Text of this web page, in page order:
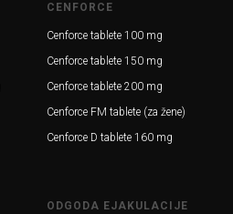
CENFORCE
Cenforce tablete 100 mg
Cenforce tablete 150 mg
Cenforce tablete 200 mg
Cenforce FM tablete (za žene)
Cenforce D tablete 160 mg
ODGODA EJAKULACIJE